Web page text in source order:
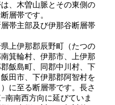
、木曽山脈とその東側の
層帯です。
帯主部及び伊那谷断層帯
上伊那郡辰野町（たつの
箕輪村、伊那市、上伊那
飯島町、同郡中川村、下
田市、下伊那郡阿智村を
に至る断層帯です。長さ
南南西方向に延びていま